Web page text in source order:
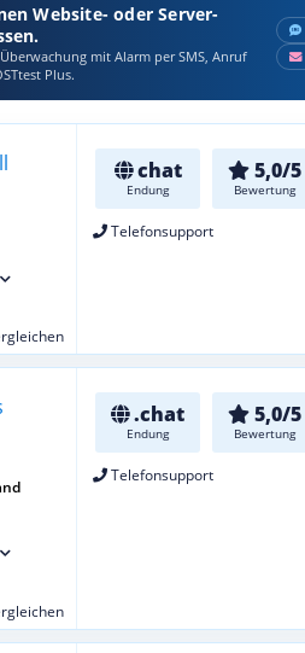
Website- oder Server-
mit Alarm per SMS, Anruf
Plus.
chat
Endung
5,0/5
Bewertung
Telefonsupport
.chat
Endung
5,0/5
Bewertung
Telefonsupport